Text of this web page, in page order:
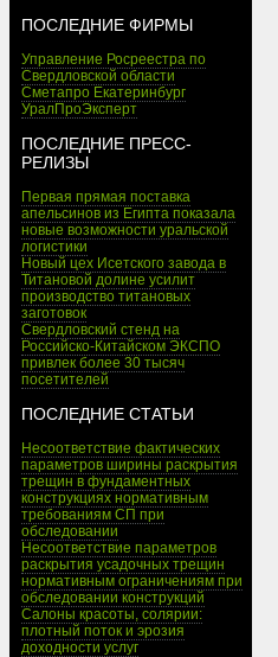
ПОСЛЕДНИЕ ФИРМЫ
Управление Росреестра по
Свердловской области
Сметапро Екатеринбург
УралПроЭксперт
ПОСЛЕДНИЕ ПРЕСС-
РЕЛИЗЫ
Первая прямая поставка
апельсинов из Египта показала
новые возможности уральской
логистики
Новый цех Исетского завода в
Титановой долине усилит
производство титановых
заготовок
Свердловский стенд на
Российско-Китайском ЭКСПО
привлек более 30 тысяч
посетителей
ПОСЛЕДНИЕ СТАТЬИ
Несоответствие фактических
параметров ширины раскрытия
трещин в фундаментных
конструкциях нормативным
требованиям СП при
обследовании
Несоответствие параметров
раскрытия усадочных трещин
нормативным ограничениям при
обследовании конструкций
Салоны красоты, солярии:
плотный поток и эрозия
доходности услуг